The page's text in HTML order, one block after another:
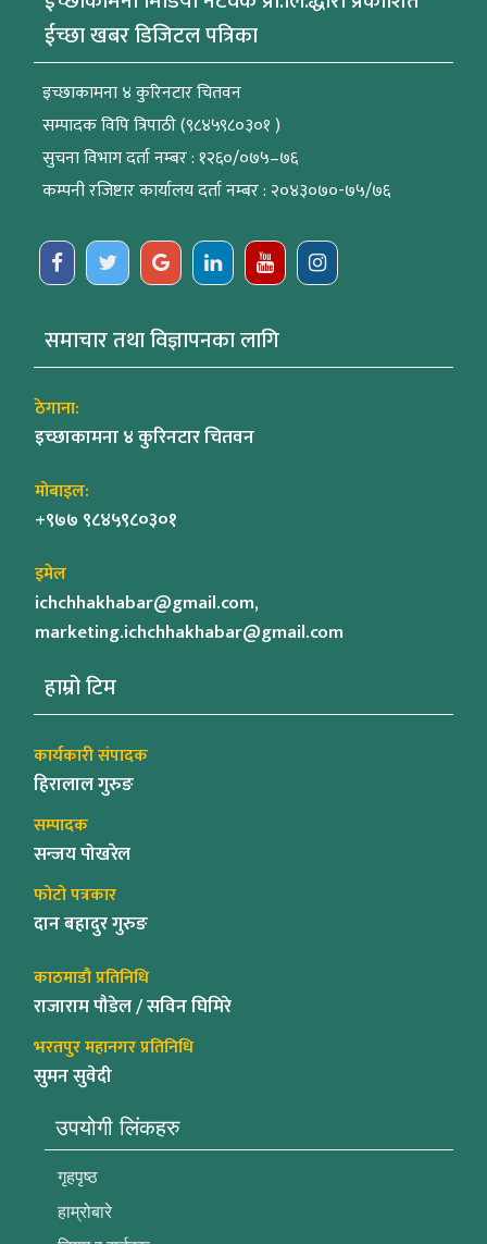
ईच्छा खबर डिजिटल पत्रिका
इच्छाकामना ४ कुरिनटार चितवन
सम्पादक विपि त्रिपाठी (९८४५९८०३०१ )
सुचना विभाग दर्ता नम्बर : १२६०/०७५–७६
कम्पनी रजिष्टार कार्यालय दर्ता नम्बर : २०४३०७०-७५/७६
समाचार तथा विज्ञापनका लागि
ठेगाना:
इच्छाकामना ४ कुरिनटार चितवन
मोबाइल:
+९७७ ९८४५९८०३०१
इमेल
ichchhakhabar@gmail.com,
marketing.ichchhakhabar@gmail.com
हाम्रो टिम
कार्यकारी संपादक
हिरालाल गुरुङ
सम्पादक
सन्जय पोखरेल
फोटो पत्रकार
दान बहादुर गुरुङ
काठमाडौ प्रतिनिधि
राजाराम पौडेल / सविन घिमिरे
भरतपुर महानगर प्रतिनिधि
सुमन सुवेदी
उपयोगी लिंकहरु
गृहपृष्ठ
हाम्रोबारे